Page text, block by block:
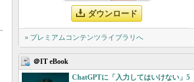
ダウンロード
» プレミアムコンテンツライブラリへ
＠IT eBook
ChatGPTに「入力してはいけない」5